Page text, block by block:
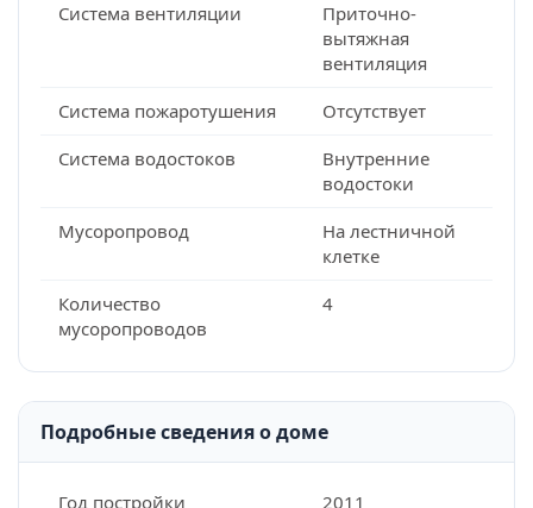
Система вентиляции
Приточно-
вытяжная
вентиляция
Система пожаротушения
Отсутствует
Система водостоков
Внутренние
водостоки
Мусоропровод
На лестничной
клетке
Количество
мусоропроводов
4
Подробные сведения о доме
Год постройки
2011